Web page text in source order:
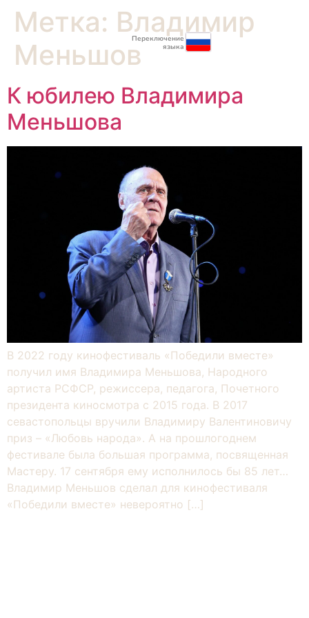
Метка: Владимир
Меньшов
К юбилею Владимира
Меньшова
В 2022 году кинофестиваль «Победили вместе»
получил имя Владимира Меньшова, Народного
артиста РСФСР, режиссера, педагога, Почетного
президента киносмотра с 2015 года. В 2017
севастопольцы вручили Владимиру Валентиновичу
приз – «Любовь народа». А на прошлогоднем
фестивале была большая программа, посвященная
Мастеру. 17 сентября ему исполнилось бы 85 лет…
Владимир Меньшов сделал для кинофестиваля
«Победили вместе» невероятно […]
Переключение
языка